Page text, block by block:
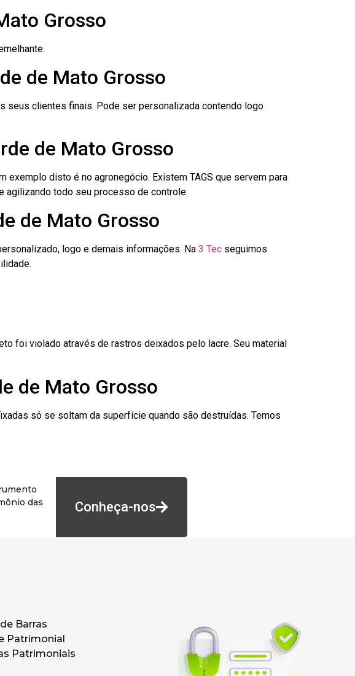
Grosso
de Mato Grosso
seus clientes finais. Pode ser personalizada contendo logo
de Mato Grosso
disto é no agronegócio. Existem TAGS que servem para
agilizando todo seu processo de controle.
de Mato Grosso
logo e demais informações. Na 3 Tec seguimos
foi violado através de rastros deixados pelo lacre. Seu material
de Mato Grosso
só se soltam da superfície quando são destruídas. Temos
das
Conheça-nos
Barras
Patrimonial
Patrimoniais